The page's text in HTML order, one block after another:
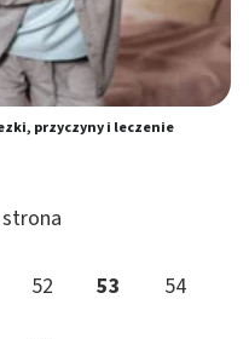
przyczyny i leczenie
52 53 54